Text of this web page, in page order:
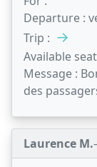
Departure :
Trip : →
Available
Message :
des
Laurence M.